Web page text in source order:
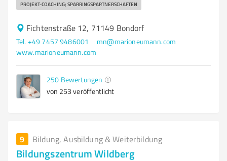
PROJEKT-COACHING; SPARRINGSPARTNERSCHAFTEN
Fichtenstraße 12, 71149 Bondorf
Tel. +49 7457 9486001
mn@marioneumann.com
www.marioneumann.com
250 Bewertungen
von 253 veröffentlicht
9 Bildung, Ausbildung & Weiterbildung
Bildungszentrum Wildberg